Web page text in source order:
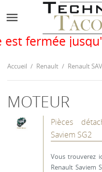

23
Accueil Renault Renault
MOTEUR
Pièces
Saviem SG2
Vous trouverez
Renault Saviem